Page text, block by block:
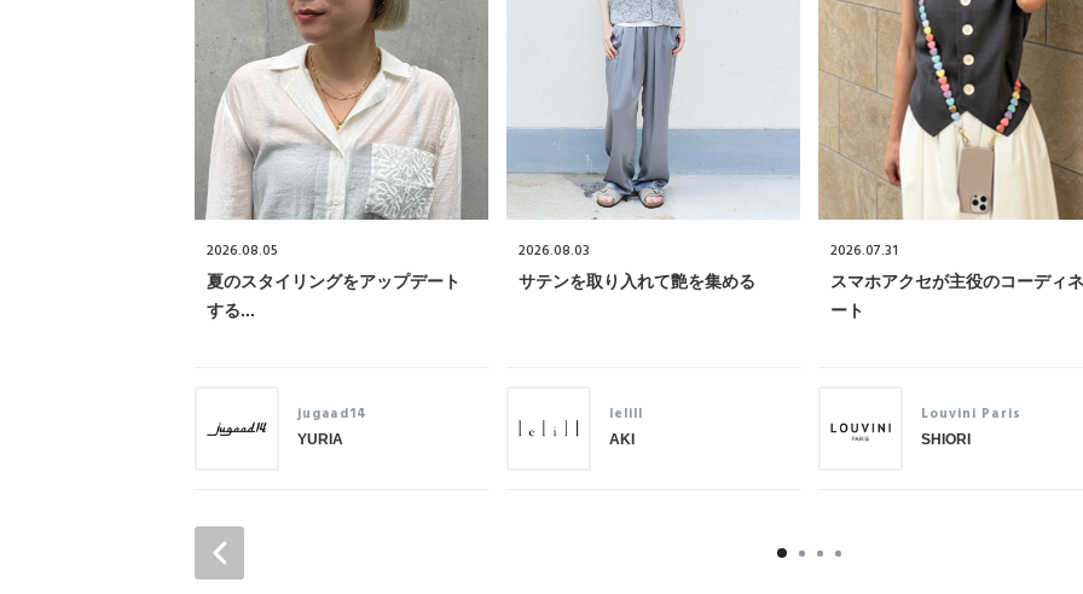
2026.08.05
夏のスタイリングをアップデート
する...
jugaad14
YURIA
2026.08.03
サテンを取り入れて艶を集める
lelill
AKI
2026.07.31
スマホアクセが主役のコーディネ
ート
Louvini Paris
SHIORI